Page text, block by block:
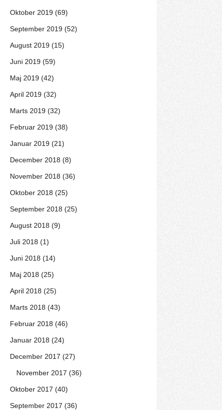
Oktober 2019 (69)
September 2019 (52)
August 2019 (15)
Juni 2019 (59)
Maj 2019 (42)
April 2019 (32)
Marts 2019 (32)
Februar 2019 (38)
Januar 2019 (21)
December 2018 (8)
November 2018 (36)
Oktober 2018 (25)
September 2018 (25)
August 2018 (9)
Juli 2018 (1)
Juni 2018 (14)
Maj 2018 (25)
April 2018 (25)
Marts 2018 (43)
Februar 2018 (46)
Januar 2018 (24)
December 2017 (27)
November 2017 (36)
Oktober 2017 (40)
September 2017 (36)